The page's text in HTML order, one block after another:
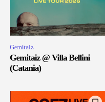
Gemitaiz
Gemitaiz @ Villa Bellini
(Catania)